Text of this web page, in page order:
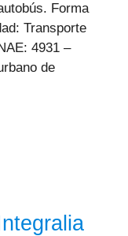
Forma
Transporte
4931 –
de